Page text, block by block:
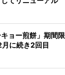
ョー煎餅」期間限
に続き2回目